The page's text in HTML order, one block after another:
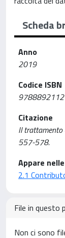
Scheda
Anno
2019
Codice ISBN
Citazione
Il trattamento
557-578.
Appare
2.1
File in questo
Non ci sono